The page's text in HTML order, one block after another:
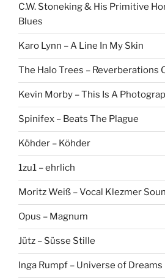
C.W. Stoneking & His Primitive
Blues
Karo Lynn – A Line In My Skin
The Halo Trees – Reverberations
Kevin Morby – This Is A
Spinifex – Beats The Plague
Köhder – Köhder
1zu1 – ehrlich
Moritz Weiß – Vocal Klezmer
Opus – Magnum
Jütz – Süsse Stille
Inga Rumpf – Universe of Dreams